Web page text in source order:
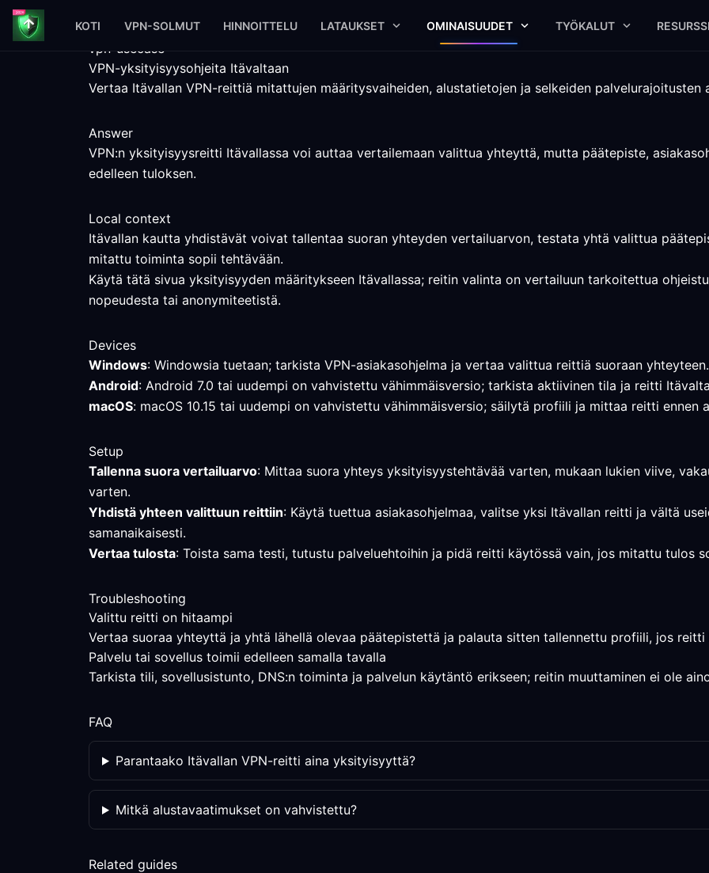
KOTI VPN-SOLMUT HINNOITTELU LATAUKSET OMINAISUUDET TYÖKALUT
vpn-usecase
VPN-yksityisyysohjeita Itävaltaan
Vertaa Itävallan VPN-reittiä mitattujen määritysvaiheiden, alustatietojen ja selkeiden palvelurajoitusten
Answer
VPN:n yksityisyysreitti Itävallassa voi auttaa vertailemaan valittua yhteyttä, mutta päätepiste,
edelleen tuloksen.
Local context
Itävallan kautta yhdistävät voivat tallentaa suoran yhteyden vertailuarvon, testata yhtä valittua
mitattu toiminta sopii tehtävään.
Käytä tätä sivua yksityisyyden määritykseen Itävallassa; reitin valinta on vertailuun tarkoitettua
nopeudesta tai anonymiteetistä.
Devices
Windows: Windowsia tuetaan; tarkista VPN-asiakasohjelma ja vertaa valittua reittiä suoraan yhteyteen.
Android: Android 7.0 tai uudempi on vahvistettu vähimmäisversio; tarkista aktiivinen tila ja reitti
macOS: macOS 10.15 tai uudempi on vahvistettu vähimmäisversio; säilytä profiili ja mittaa reitti ennen
Setup
Tallenna suora vertailuarvo: Mittaa suora yhteys yksityisyystehtävää varten, mukaan lukien viive,
varten.
Yhdistä yhteen valittuun reittiin: Käytä tuettua asiakasohjelmaa, valitse yksi Itävallan reitti ja vältä
samanaikaisesti.
Vertaa tulosta: Toista sama testi, tutustu palveluehtoihin ja pidä reitti käytössä vain, jos mitattu tulos
Troubleshooting
Valittu reitti on hitaampi
Vertaa suoraa yhteyttä ja yhtä lähellä olevaa päätepistettä ja palauta sitten tallennettu profiili, jos reitti
Palvelu tai sovellus toimii edelleen samalla tavalla
Tarkista tili, sovellusistunto, DNS:n toiminta ja palvelun käytäntö erikseen; reitin muuttaminen ei ole
FAQ
Parantaako Itävallan VPN-reitti aina yksityisyyttä?
Mitkä alustavaatimukset on vahvistettu?
Related guides